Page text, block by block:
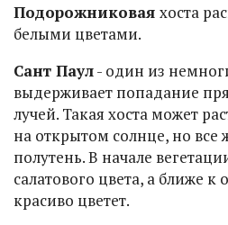
Подорожниковая хоста
белыми цветами.
Сант Паул- один из
выдерживает попадание
лучей. Такая хоста может
на открытом солнце, но все
полутень. В начале
салатового цвета, а ближе к
красиво цветет.